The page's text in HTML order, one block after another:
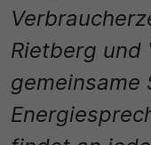
Rietberg und
gemeinsame
Anbieter
Cookie
Laufzeit
1 Jahr
Seiteninhalte
zukünftig
die Cookie
Nutzerprofil
Website